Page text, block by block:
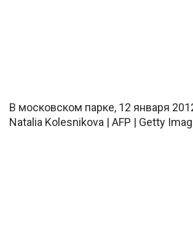
В московском парке, 12 января
Natalia Kolesnikova | AFP | Getty